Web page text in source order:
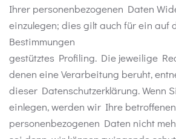
Ihrer personenbezogenen Daten
einzulegen; dies gilt auch für ein auf
Bestimmungen
gestütztes Profiling. Die jeweilige
denen eine Verarbeitung beruht,
dieser Datenschutzerklärung. Wenn
einlegen, werden wir Ihre betroffenen
personenbezogenen Daten nicht